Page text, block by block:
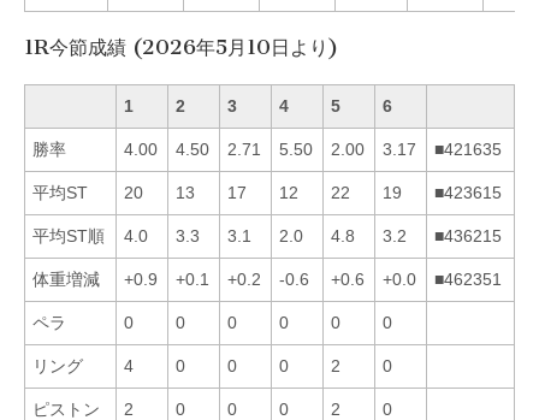
1R今節成績 (2026年5月10日より)
1 2 3 4 5 6
勝率 4.00 4.50 2.71 5.50 2.00 3.17 ■421635
平均ST 20 13 17 12 22 19 ■423615
平均ST順 4.0 3.3 3.1 2.0 4.8 3.2 ■436215
体重増減 +0.9 +0.1 +0.2 -0.6 +0.6 +0.0 ■462351
ペラ 0 0 0 0 0 0
リング 4 0 0 0 2 0
ピストン 2 0 0 0 2 0